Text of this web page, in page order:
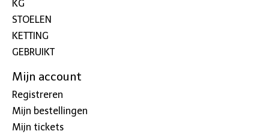
KG
STOELEN
KETTING
GEBRUIKT
Mijn account
Registreren
Mijn bestellingen
Mijn tickets